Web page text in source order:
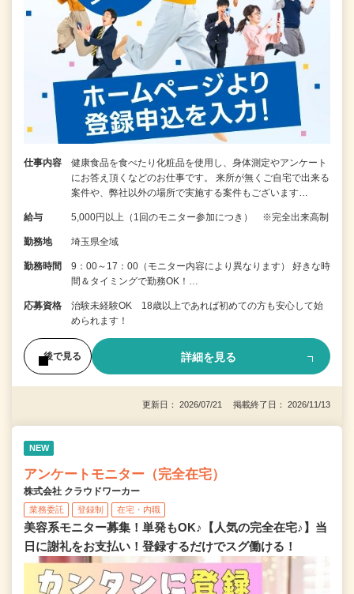
仕事内容
健康食品を食べたり化粧品を使用し、身体測定やアンケート
にお答え頂くなどのお仕事です。 来所が無くご自宅で出来る
案件や、弊社以外の場所で実施する案件もございます…
給与 5,000円以上（1回のモニター参加につき） ※完全出来高制
勤務地 埼玉県全域
勤務時間
9：00～17：00（モニター内容により異なります） 好きな時
間＆タイミングで勤務OK！…
応募資格
治験未経験OK 18歳以上であれば初めての方も安心して始
められます！
後で見る 詳細を見る
更新日： 2026/07/21 掲載終了日： 2026/11/13
NEW
アンケートモニター（完全在宅）
株式会社 クラウドワーカー
業務委託 登録制 在宅・内職
美容系モニター募集！単発もOK♪【人気の完全在宅♪】当
日に謝礼をお支払い！登録するだけでスグ働ける！